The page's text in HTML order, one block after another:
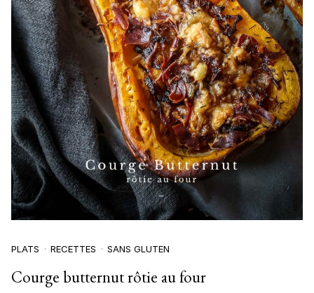
PLATS RECETTES SANS GLUTEN
Courge butternut rôtie au four